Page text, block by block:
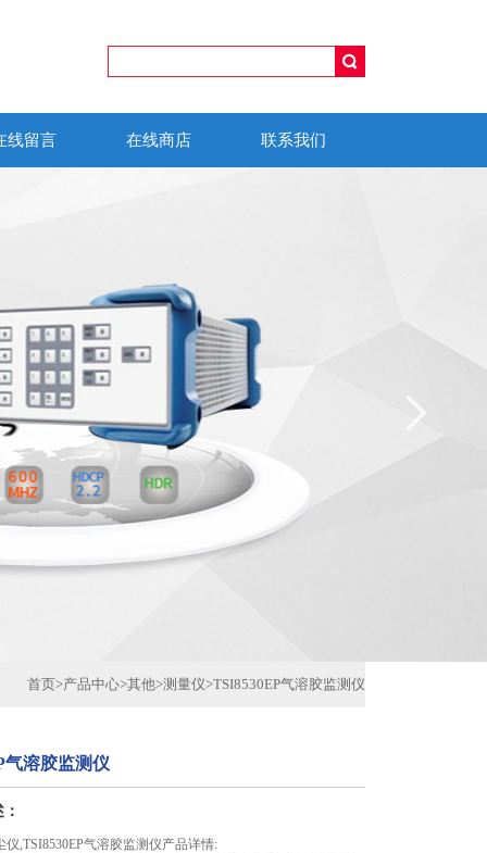
线留言 在线商店 联系我们
首页>产品中心>其他>测量仪>TSI8530EP气溶胶监测仪
气溶胶监测仪
仪,TSI8530EP气溶胶监测仪产品详情: